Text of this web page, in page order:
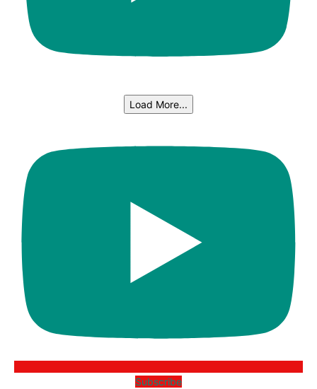
Load More...
Subscribe